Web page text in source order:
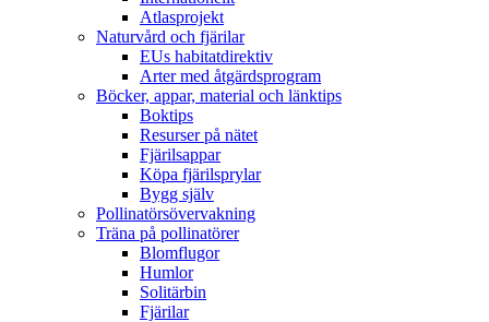
Atlasprojekt
Naturvård och fjärilar
EUs habitatdirektiv
Arter med åtgärdsprogram
Böcker, appar, material och länktips
Boktips
Resurser på nätet
Fjärilsappar
Köpa fjärilsprylar
Bygg själv
Pollinatörsövervakning
Träna på pollinatörer
Blomflugor
Humlor
Solitärbin
Fjärilar